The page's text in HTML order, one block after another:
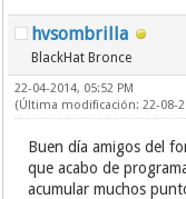
hvsombrilla
BlackHat Bronce
22-04-2014, 05:52 PM
(Última modificación: 22-08-
Buen día amigos del
que acabo de
acumular muchos